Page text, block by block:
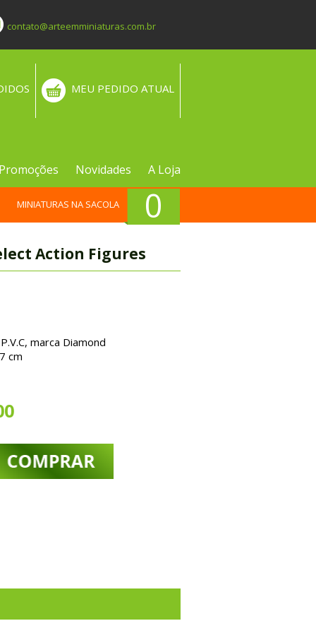
contato@arteemminiaturas.com.br
MEU PEDIDO ATUAL
Promoções Novidades A Loja
0
MINIATURAS NA SACOLA
Action Figures
marca Diamond
cm